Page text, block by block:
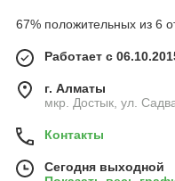
67% положительных из 6
Работает с
г. Алматы
мкр. Достык, ул.
Контакты
Сегодня выходной